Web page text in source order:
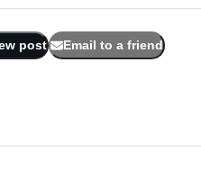
post Email to a friend